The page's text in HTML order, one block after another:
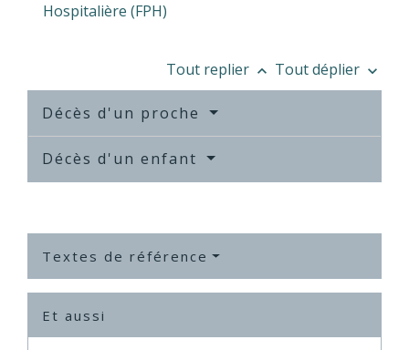
Hospitalière (FPH)
Tout replier keyboard_arrow_up Tout déplier keyboard_arrow_down
Décès d'un proche
Décès d'un enfant
Textes de référence
Et aussi